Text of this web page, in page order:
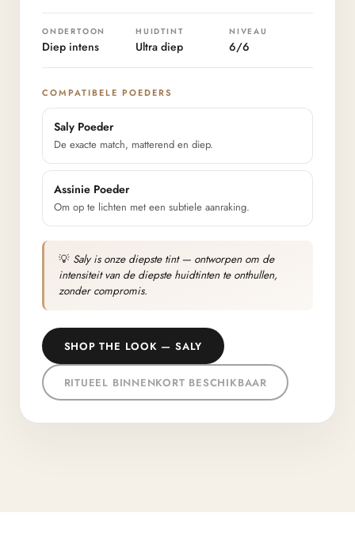
ONDERTOON
Diep intens
HUIDTINT
Ultra diep
NIVEAU
6/6
COMPATIBELE POEDERS
Saly Poeder
De exacte match, matterend en diep.
Assinie Poeder
Om op te lichten met een subtiele aanraking.
💡 Saly is onze diepste tint — ontworpen om de
intensiteit van de diepste huidtinten te onthullen,
zonder compromis.
SHOP THE LOOK — SALY
RITUEEL BINNENKORT BESCHIKBAAR